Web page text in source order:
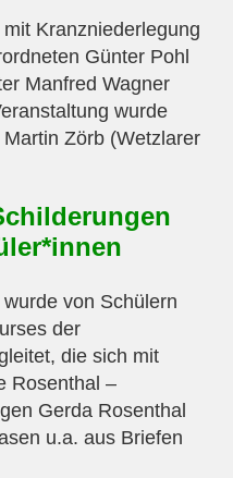
Kranzniederlegung
Günter Pohl
Manfred Wagner
wurde
Zörb (Wetzlarer
von Schülern
der
die sich mit
Rosenthal –
Gerda Rosenthal
u.a. aus Briefen